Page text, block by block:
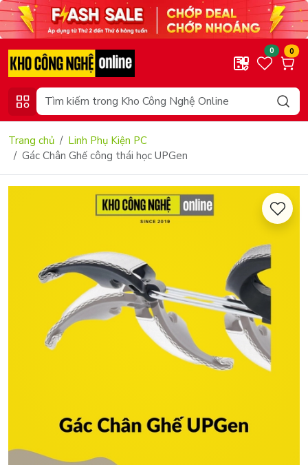
0 0
Trang chủ
Linh Phụ Kiện PC
Gác Chân Ghế công thái học UPGen